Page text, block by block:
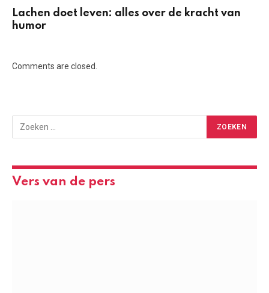
Lachen doet leven: alles over de kracht van
humor
Comments are closed.
Vers van de pers